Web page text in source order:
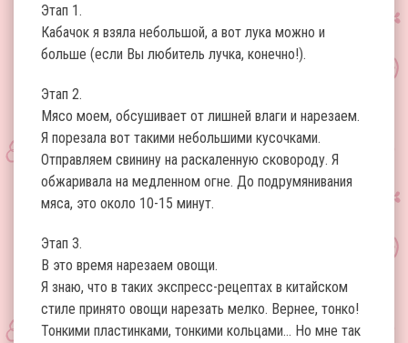
Этап 1.
Кабачок я взяла небольшой, а вот лука можно и
больше (если Вы любитель лучка, конечно!).
Этап 2.
Мясо моем, обсушивает от лишней влаги и нарезаем.
Я порезала вот такими небольшими кусочками.
Отправляем свинину на раскаленную сковороду. Я
обжаривала на медленном огне. До подрумянивания
мяса, это около 10-15 минут.
Этап 3.
В это время нарезаем овощи.
Я знаю, что в таких экспресс-рецептах в китайском
стиле принято овощи нарезать мелко. Вернее, тонко!
Тонкими пластинками, тонкими кольцами… Но мне так